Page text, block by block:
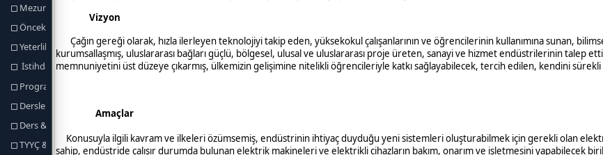
Mezuniyet Koşulları
Önceki Öğrenmenin Tanınması
Yeterlilik Koşulları ve Kuralları
İstihdam Olanakları
Program Yeterlikleri
Dersler
Ders & Program Yeterlilikleri İlişkisi
TYYÇ & Program Yeterlilikleri İlişkisi